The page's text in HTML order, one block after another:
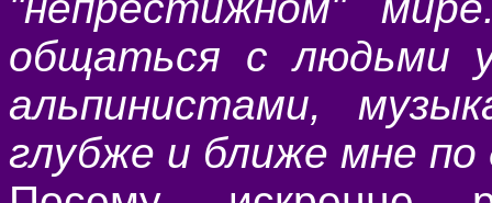
общаться с людьми
альпинистами,
глубже и ближе мне по